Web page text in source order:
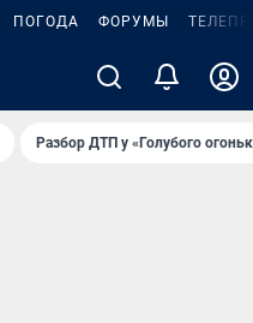
ПОГОДА ФОРУМЫ
Разбор ДТП у «Голубого